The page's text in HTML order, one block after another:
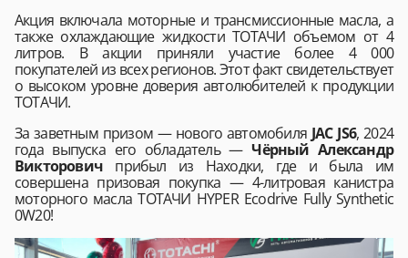
Акция включала моторные и трансмиссионные масла, а
также охлаждающие жидкости ТОТАЧИ объемом от 4
литров. В акции приняли участие более 4 000
покупателей из всех регионов. Этот факт свидетельствует
о высоком уровне доверия автолюбителей к продукции
ТОТАЧИ.
За заветным призом — нового автомобиля JAC JS6, 2024
года выпуска его обладатель —Чёрный Александр
Викторович прибыл из Находки, где и была им
совершена призовая покупка — 4-литровая канистра
моторного масла ТОТАЧИ HYPER Ecodrive Fully Synthetic
0W20!